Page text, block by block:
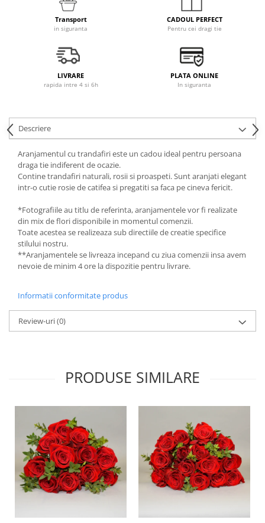
Transport
in siguranta
CADOUL PERFECT
Pentru cei dragi tie
LIVRARE
rapida intre 4 si 6h
PLATA ONLINE
In siguranta
Descriere
Aranjamentul cu trandafiri este un cadou ideal pentru persoana
draga tie indiferent de ocazie.
Contine trandafiri naturali, rosii si proaspeti. Sunt aranjati elegant
intr-o cutie rosie de catifea si pregatiti sa faca pe cineva fericit.
*Fotografiile au titlu de referinta, aranjamentele vor fi realizate
din mix de flori disponibile in momentul comenzii.
Toate acestea se realizeaza sub directiile de creatie specifice
stilului nostru.
**Aranjamentele se livreaza incepand cu ziua comenzii insa avem
nevoie de minim 4 ore la dispozitie pentru livrare.
Informatii conformitate produs
Review-uri(0)
PRODUSE SIMILARE